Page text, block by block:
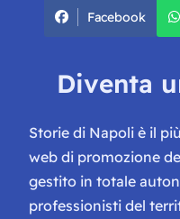
Facebook
Diventa
Storie di Napoli è il
web di promozione
gestito in totale
professionisti del